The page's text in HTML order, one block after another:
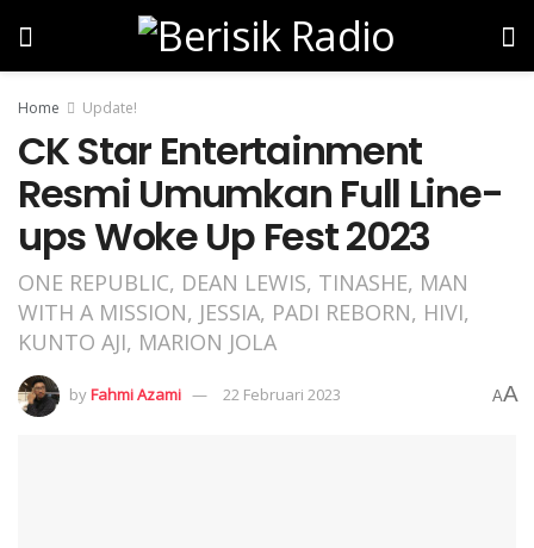
Home Update!
CK Star Entertainment
Resmi Umumkan Full Line-
ups Woke Up Fest 2023
ONE REPUBLIC, DEAN LEWIS, TINASHE, MAN
WITH A MISSION, JESSIA, PADI REBORN, HIVI,
KUNTO AJI, MARION JOLA
byFahmi Azami 22 Februari 2023 AA